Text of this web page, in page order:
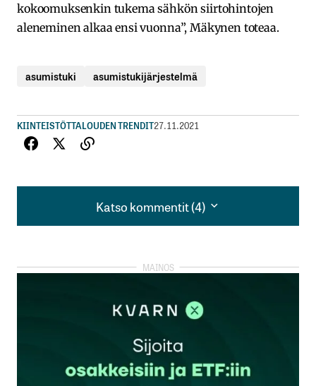
kokoomuksenkin tukema sähkön siirtohintojen
aleneminen alkaa ensi vuonna”, Mäkynen toteaa.
asumistuki asumistukijärjestelmä
KIINTEISTÖTTALOUDEN TRENDIT27.11.2021
Katso kommentit (4)
Katso kommentit (4)
”koska se pakottaisi työttömät ja pienipalkkaiset
avoimet työpaikat ovat.”
Ei kai työttömiä ja avoimia työpaikkoja voi olla
30.5.2022 at 18:25